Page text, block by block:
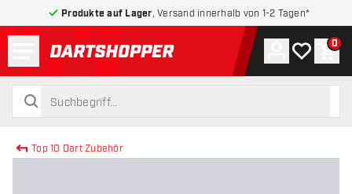
Produkte auf Lager , Versand innerhalb von 1-2 Tagen*
zurück zur Startseite
suchen
suchen
Konto
Meine 0
Top 10 Dart Zubehör